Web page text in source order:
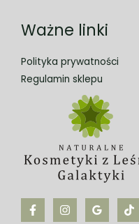
Ważne linki
Polityka prywatności
Regulamin sklepu